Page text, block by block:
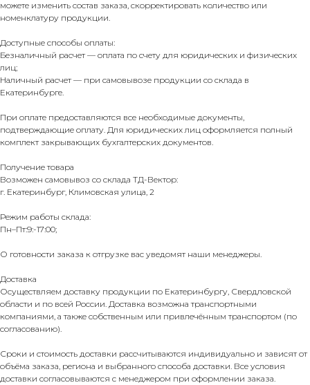
можете изменить состав заказа, скорректировать количество или
номенклатуру продукции.
Доступные способы оплаты:
Безналичный расчет — оплата по счету для юридических и физических
лиц;
Наличный расчет — при самовывозе продукции со склада в
Екатеринбурге.
При оплате предоставляются все необходимые документы,
подтверждающие оплату. Для юридических лиц оформляется полный
комплект закрывающих бухгалтерских документов.
Получение товара
Возможен самовывоз со склада ТД-Вектор:
г. Екатеринбург, Климовская улица, 2
Режим работы склада:
Пн–Пт:9:-17:00;
О готовности заказа к отгрузке вас уведомят наши менеджеры.
Доставка
Осуществляем доставку продукции по Екатеринбургу, Свердловской
области и по всей России. Доставка возможна транспортными
компаниями, а также собственным или привлечённым транспортом (по
согласованию).
Сроки и стоимость доставки рассчитываются индивидуально и зависят от
объёма заказа, региона и выбранного способа доставки. Все условия
доставки согласовываются с менеджером при оформлении заказа.